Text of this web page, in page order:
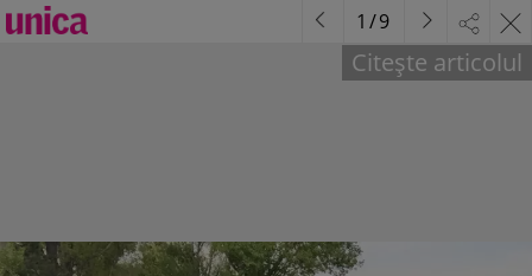
Citește articolul
1 /9